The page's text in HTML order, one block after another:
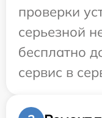
проверки
серьезной
бесплатно
сервис в